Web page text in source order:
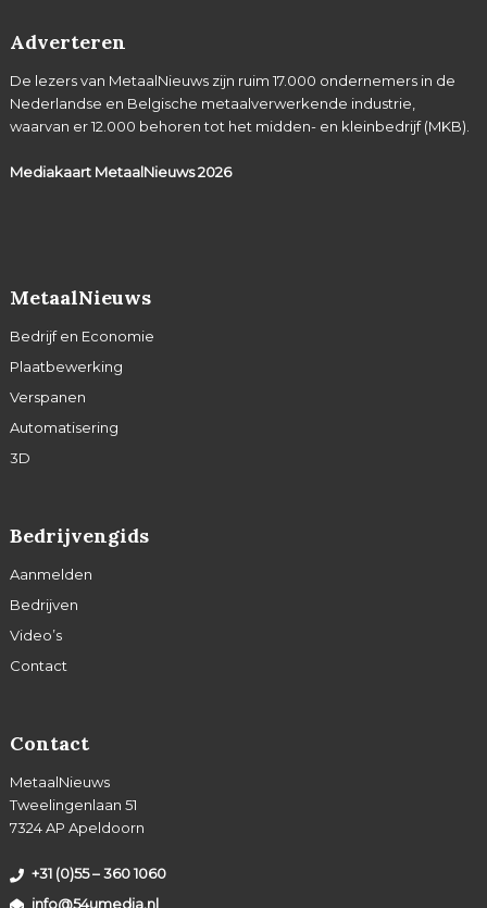
Adverteren
De lezers van MetaalNieuws zijn ruim 17.000 ondernemers in de
Nederlandse en Belgische metaalverwerkende industrie,
waarvan er 12.000 behoren tot het midden- en kleinbedrijf (MKB).
Mediakaart MetaalNieuws2026
MetaalNieuws
Bedrijf en Economie
Plaatbewerking
Verspanen
Automatisering
3D
Bedrijvengids
Aanmelden
Bedrijven
Video’s
Contact
Contact
MetaalNieuws
Tweelingenlaan 51
7324 AP Apeldoorn
+31 (0)55 – 360 1060
info@54umedia.nl